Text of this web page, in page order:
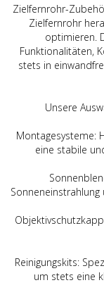
Zielfernrohr-
Zielfernrohr
optimieren.
Funktionalitäten,
stets in
Unsere
Montagesysteme:
eine stabile
Reinigungskits:
um stets eine